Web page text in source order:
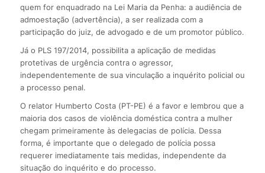
quem for enquadrado na Lei Maria da Penha: a audiência de
admoestação (advertência), a ser realizada com a
participação do juiz, de advogado e de um promotor público.
Já o PLS 197/2014, possibilita a aplicação de medidas
protetivas de urgência contra o agressor,
independentemente de sua vinculação a inquérito policial ou
a processo penal.
O relator Humberto Costa (PT-PE) é a favor e lembrou que a
maioria dos casos de violência doméstica contra a mulher
chegam primeiramente às delegacias de polícia. Dessa
forma, é importante que o delegado de polícia possa
requerer imediatamente tais medidas, independente da
situação do inquérito e do processo.